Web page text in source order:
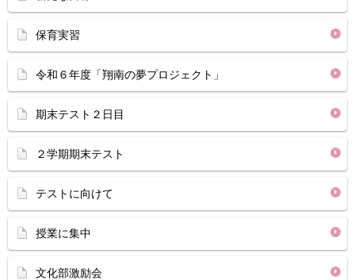
保育実習
令和６年度「翔南の夢プロジェクト」
期末テスト２日目
２学期期末テスト
テストに向けて
授業に集中
文化部激励会